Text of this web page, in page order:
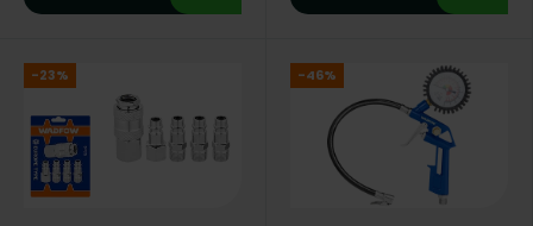
-23% -46%